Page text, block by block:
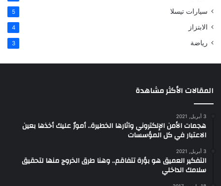
سيارات تيسلا 5
الابتزاز 4
رياضة 3
المقالات الأكثر مشاهدة
3 أبريل, 2021
هجمات الأمن الإلكتروني وآثارها الخطيرة.. أمورٌ عليك أخذها بعين
الاعتبار في كل المؤسسات
3 أبريل, 2021
التفكير العميق هو بؤرة تتفاقم.. وهنا طرق الخروج منها لتحقيق
سلامك الداخلي